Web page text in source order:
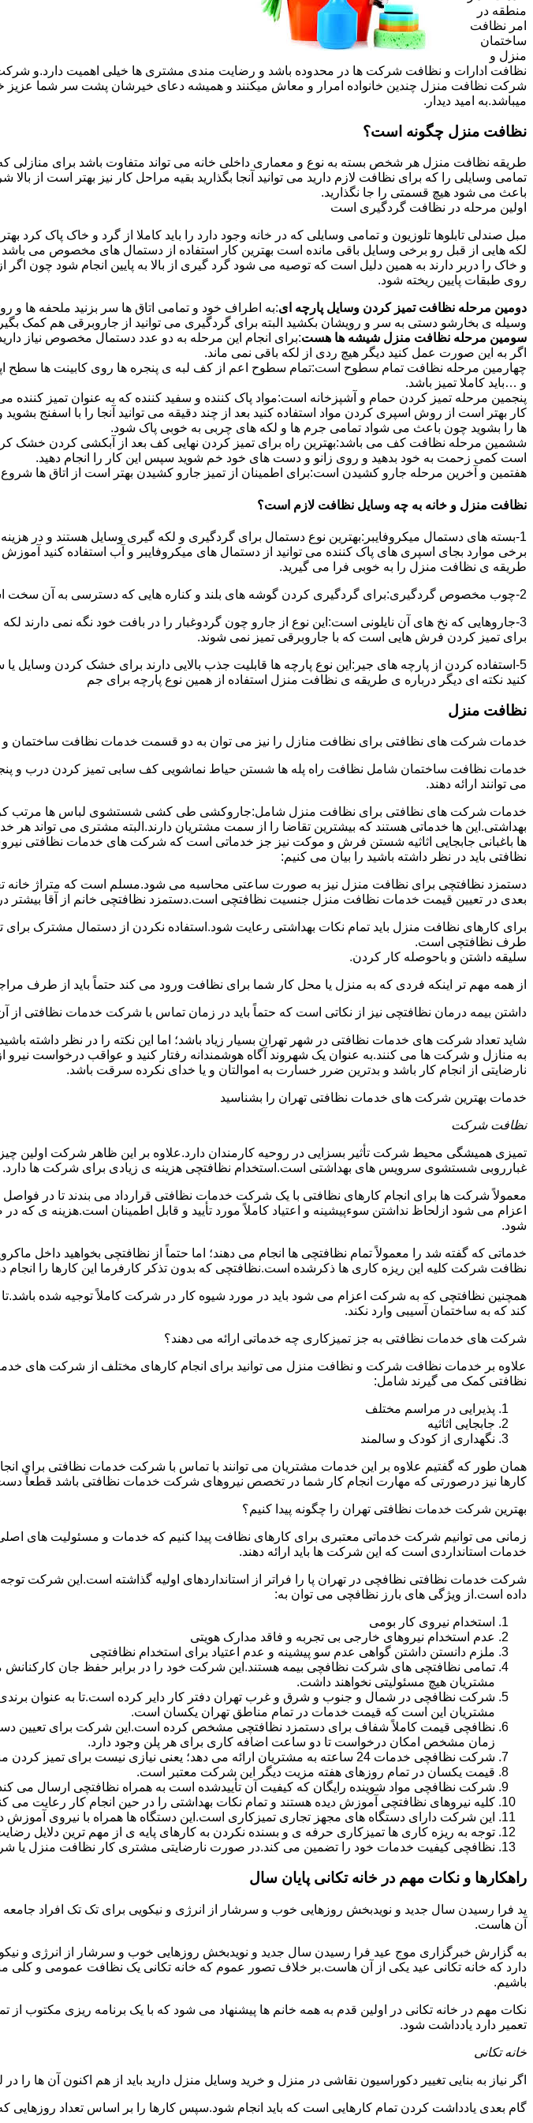
منطقه در
امر نظافت
ساختمان
منزل و
نظافت ادارات و نظافت شرکت ها در محدوده باشد و رضایت مندی مشتری ها خیلی اهمیت دارد.و شرکت
شرکت نظافت منزل چندین خانواده امرار و معاش میکنند و همیشه دعای خیرشان پشت سر شما
میباشد.به امید دیدار.
نظافت منزل چگونه است؟
طریقه نظافت منزل هر شخص بسته به نوع و معماری داخلی خانه می تواند متفاوت باشد برای
تمامی وسایلی را که برای نظافت لازم دارید می توانید آنجا بگذارید بقیه مراحل کار نیز بهتر است از
باعث می شود هیچ قسمتی را جا نگذارید.
اولین مرحله در نظافت گردگیری است
مبل صندلی تابلوها تلوزیون و تمامی وسایلی که در خانه وجود دارد را باید کاملا از گرد و خاک پاک
لکه هایی از قبل رو برخی وسایل باقی مانده است بهترین کار استفاده از دستمال های مخصوص می
و خاک را دربر دارند به همین دلیل است که توصیه می شود گرد گیری از بالا به پایین انجام شود چون
روی طبقات پایین ریخته شود.
دومین مرحله نظافت تمیز کردن وسایل پارچه ای:به اطراف خود و تمامی اتاق ها سر بزنید ملحفه ها و
وسیله ی بخارشو دستی به سر و رویشان بکشید البته برای گردگیری می توانید از جاروبرقی هم کمک
سومین مرحله نظافت منزل شیشه ها هست:برای انجام این مرحله به دو عدد دستمال مخصوص
اگر به این صورت عمل کنید دیگر هیچ ردی از لکه باقی نمی ماند.
چهارمین مرحله نظافت تمام سطوح است:تمام سطوح اعم از کف لبه ی پنجره ها روی کابینت ها سطح
و …باید کاملا تمیز باشد.
پنجمین مرحله تمیز کردن حمام و آشپزخانه است:مواد پاک کننده و سفید کننده که به عنوان تمیز
کار بهتر است از روش اسپری کردن مواد استفاده کنید بعد از چند دقیقه می توانید آنجا را با اسفنج
ها را بشوید چون باعث می شواد تمامی جرم ها و لکه های چربی به خوبی پاک شود.
ششمین مرحله نظافت کف می باشد:بهترین راه برای تمیز کردن نهایی کف بعد از آبکشی کردن خشک
است کمی زحمت به خود بدهید و روی زانو و دست های خود خم شوید سپس این کار را انجام دهید.
هفتمین و آخرین مرحله جارو کشیدن است:برای اطمینان از تمیز جارو کشیدن بهتر است از اتاق ها شروع
نظافت منزل و خانه به چه وسایل نظافت لازم است؟
1-بسته های دستمال میکروفایبر:بهترین نوع دستمال برای گردگیری و لکه گیری وسایل هستند و در
برخی موارد بجای اسپری های پاک کننده می توانید از دستمال های میکروفایبر و آب استفاده کنید
طریقه ی نظافت منزل را به خوبی فرا می گیرید.
2-چوب مخصوص گردگیری:برای گردگیری کردن گوشه های بلند و کناره هایی که دسترسی به آن سخت است استفاده می شود بهتر از در سر این چوب یک دستمال میکروفایبر وصل کنید.
3-جاروهایی که نخ های آن نایلونی است:این نوع از جارو چون گردوغبار را در بافت خود نگه نمی دارند
برای تمیز کردن فرش هایی است که با جاروبرقی تمیز نمی شوند.
5-استفاده کردن از پارچه های جیر:این نوع پارچه ها قابلیت جذب بالایی دارند برای خشک کردن
کنید نکته ای دیگر درباره ی طریقه ی نظافت منزل استفاده از همین نوع پارچه برای جم
نظافت منزل
خدمات شرکت های نظافتی برای نظافت منازل را نیز می توان به دو قسمت خدمات نظافت ساختمان
خدمات نظافت ساختمان شامل نظافت راه پله ها شستن حیاط نماشویی کف سابی تمیز کردن درب و
می توانند ارائه دهند.
خدمات شرکت های نظافتی برای نظافت منزل شامل:جاروکشی طی کشی شستشوی لباس ها مرتب
بهداشتی.این ها خدماتی هستند که بیشترین تقاضا را از سمت مشتریان دارند.البته مشتری می تواند
ها باغبانی جابجایی اثاثیه شستن فرش و موکت نیز جز خدماتی است که شرکت های خدمات نظافتی
نظافتی باید در نظر داشته باشید را بیان می کنیم:
دستمزد نظافتچی برای نظافت منزل نیز به صورت ساعتی محاسبه می شود.مسلم است که متراژ خانه
بعدی در تعیین قیمت خدمات نظافت منزل جنسیت نظافتچی است.دستمزد نظافتچی خانم از آقا بیشتر
برای کارهای نظافت منزل باید تمام نکات بهداشتی رعایت شود.استفاده نکردن از دستمال مشترک
طرف نظافتچی است.
سلیقه داشتن و باحوصله کار کردن.
از همه مهم تر اینکه فردی که به منزل یا محل کار شما برای نظافت ورود می کند حتماً باید از طرف
داشتن بیمه درمان نظافتچی نیز از نکاتی است که حتماً باید در زمان تماس با شرکت خدمات نظافتی
شاید تعداد شرکت های خدمات نظافتی در شهر تهران بسیار زیاد باشد؛ اما این نکته را در نظر داشته
به منازل و شرکت ها می کنند.به عنوان یک شهروند آگاه هوشمندانه رفتار کنید و عواقب درخواست
نارضایتی از انجام کار باشد و بدترین ضرر خسارت به اموالتان و یا خدای نکرده سرقت باشد.
خدمات بهترین شرکت های خدمات نظافتی تهران را بشناسید
نظافت شرکت
تمیزی همیشگی محیط شرکت تأثیر بسزایی در روحیه کارمندان دارد.علاوه بر این ظاهر شرکت
غبارروبی شستشوی سرویس های بهداشتی است.استخدام نظافتچی هزینه ی زیادی برای شرکت ها دارد.
معمولاً شرکت ها برای انجام کارهای نظافتی با یک شرکت خدمات نظافتی قرارداد می بندند تا در
اعزام می شود ازلحاظ نداشتن سوءپیشینه و اعتیاد کاملاً مورد تأیید و قابل اطمینان
شود.
خدماتی که گفته شد را معمولاً تمام نظافتچی ها انجام می دهند؛ اما حتماً از نظافتچی بخواهید داخل
نظافت شرکت کلیه این ریزه کاری ها ذکرشده است.نظافتچی که بدون تذکر کارفرما این کارها را
همچنین نظافتچی که به شرکت اعزام می شود باید در مورد شیوه کار در شرکت کاملاً توجیه شده
کند که به ساختمان آسیبی وارد نکند.
شرکت های خدمات نظافتی به جز تمیزکاری چه خدماتی ارائه می دهند؟
علاوه بر خدمات نظافت شرکت و نظافت منزل می توانید برای انجام کارهای مختلف از شرکت های
نظافتی کمک می گیرند شامل:
پذیرایی در مراسم مختلف
جابجایی اثاثیه
نگهداری از کودک و سالمند
همان طور که گفتیم علاوه بر این خدمات مشتریان می توانند با تماس با شرکت خدمات نظافتی برای
کارها نیز درصورتی که مهارت انجام کار شما در تخصص نیروهای شرکت خدمات نظافتی باشد قطعاً دست
بهترین شرکت خدمات نظافتی تهران را چگونه پیدا کنیم؟
زمانی می توانیم شرکت خدماتی معتبری برای کارهای نظافت پیدا کنیم که خدمات و مسئولیت های
خدمات استانداردی است که این شرکت ها باید ارائه دهند.
شرکت خدمات نظافتی نظافچی در تهران پا را فراتر از استانداردهای اولیه گذاشته است.این شرکت
داده است.از ویژگی های بارز نظافچی می توان به:
استخدام نیروی کار بومی
عدم استخدام نیروهای خارجی بی تجربه و فاقد مدارک هویتی
ملزم دانستن داشتن گواهی عدم سو پیشینه و عدم اعتیاد برای استخدام نظافتچی
تمامی نظافتچی های شرکت نظافچی بیمه هستند.این شرکت خود را در برابر حفظ جان کارکنانش
مشتریان هیچ مسئولیتی نخواهند داشت.
شرکت نظافچی در شمال و جنوب و شرق و غرب تهران دفتر کار دایر کرده است.تا به عنوان برندی
مشتریان این است که قیمت خدمات در تمام مناطق تهران یکسان است.
زمان مشخص امکان درخواست تا دو ساعت اضافه کاری برای هر پلن وجود دارد.
شرکت نظافچی خدمات 24 ساعته به مشتریان ارائه می دهد؛ یعنی نیازی نیست برای تمیز کردن منزل یا شرکت حتماً در ساعت کاری درخواست نظافتچی بدهید.
قیمت یکسان در تمام روزهای هفته مزیت دیگر این شرکت معتبر است.
شرکت نظافچی مواد شوینده رایگان که کیفیت آن تأییدشده است به همراه نظافتچی ارسال می
کلیه نیروهای نظافتچی آموزش دیده هستند و تمام نکات بهداشتی را در حین انجام کار رعایت
این شرکت دارای دستگاه های مجهز تجاری تمیزکاری است.این دستگاه ها همراه با نیروی
توجه به ریزه کاری ها تمیزکاری حرفه ی و بسنده نکردن به کارهای پایه ی از مهم ترین دلایل
نظافچی کیفیت خدمات خود را تضمین می کند.در صورت نارضایتی مشتری کار نظافت منزل یا
راهکارها و نکات مهم در خانه تکانی پایان سال
ید فرا رسیدن سال جدید و نویدبخش روزهایی خوب و سرشار از انرژی و نیکویی برای تک تک افراد
آن هاست.
به گزارش خبرگزاری موج عید فرا رسیدن سال جدید و نویدبخش روزهایی خوب و سرشار از انرژی و
دارد که خانه تکانی عید یکی از آن هاست.بر خلاف تصور عموم که خانه تکانی یک نظافت عمومی و کلی
باشیم.
نکات مهم در خانه تکانی در اولین قدم به همه خانم ها پیشنهاد می شود که با یک برنامه ریزی مکتوب از
تعمیر دارد یادداشت شود.
خانه تکانی
اگر نیاز به بنایی تغییر دکوراسیون نقاشی در منزل و خرید وسایل منزل دارید باید از هم اکنون آن ها را
گام بعدی یادداشت کردن تمام کارهایی است که باید انجام شود.سپس کارها را بر اساس تعداد روزهایی